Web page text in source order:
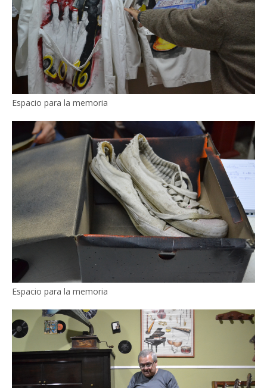
Espacio para la memoria
Espacio para la memoria